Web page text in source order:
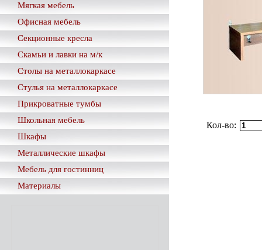
Мягкая мебель
Офисная мебель
Секционные кресла
Скамьи и лавки на м/к
Столы на металлокаркасе
Стулья на металлокаркасе
Прикроватные тумбы
Школьная мебель
Шкафы
Металлические шкафы
Мебель для гостинниц
Материалы
Кол-во: